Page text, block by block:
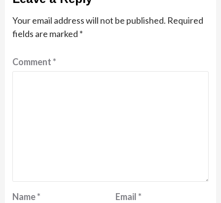
Your email address will not be published. Required
fields are marked *
Comment*
Name* Email*